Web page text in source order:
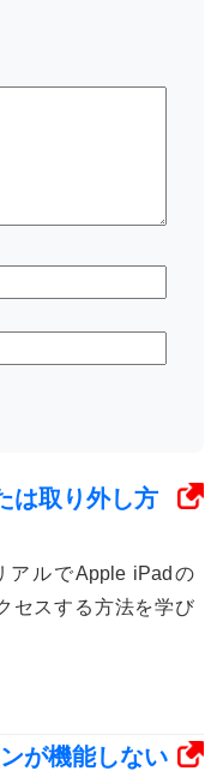
は取り外し方
アルでApple iPadの
セスする方法を学び
が機能しない